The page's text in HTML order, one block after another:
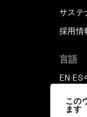
この
ます
サステ
採用情
言語
EN ▪ ES▪